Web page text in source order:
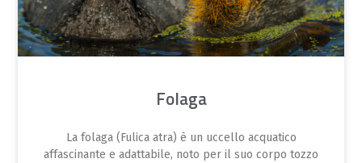
Folaga
La folaga (Fulica atra) è un uccello acquatico
affascinante e adattabile, noto per il suo corpo tozzo